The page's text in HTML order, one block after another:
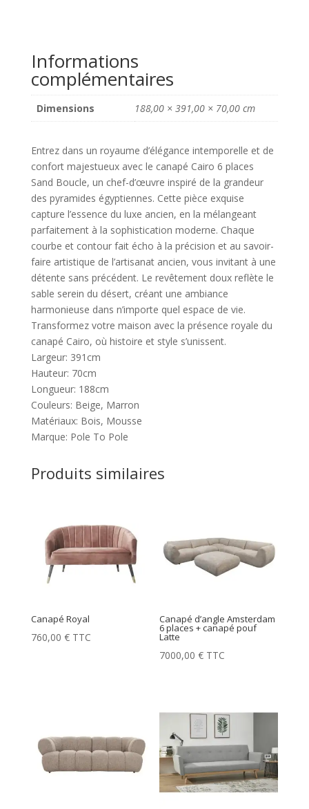
Boucle
Informations
complémentaires
Dimensions 188,00 × 391,00 × 70,00 cm
Entrez dans un royaume d’élégance intemporelle et de
confort majestueux avec le canapé Cairo 6 places
Sand Boucle, un chef-d’œuvre inspiré de la grandeur
des pyramides égyptiennes. Cette pièce exquise
capture l’essence du luxe ancien, en la mélangeant
parfaitement à la sophistication moderne. Chaque
courbe et contour fait écho à la précision et au savoir-
faire artistique de l’artisanat ancien, vous invitant à une
détente sans précédent. Le revêtement doux reflète le
sable serein du désert, créant une ambiance
harmonieuse dans n’importe quel espace de vie.
Transformez votre maison avec la présence royale du
canapé Cairo, où histoire et style s’unissent.
Largeur: 391cm
Hauteur: 70cm
Longueur: 188cm
Couleurs: Beige, Marron
Matériaux: Bois, Mousse
Marque: Pole To Pole
Produits similaires
Canapé Royal
760,00 € TTC
Canapé d’angle Amsterdam
6 places + canapé pouf
Latte
7000,00€ TTC